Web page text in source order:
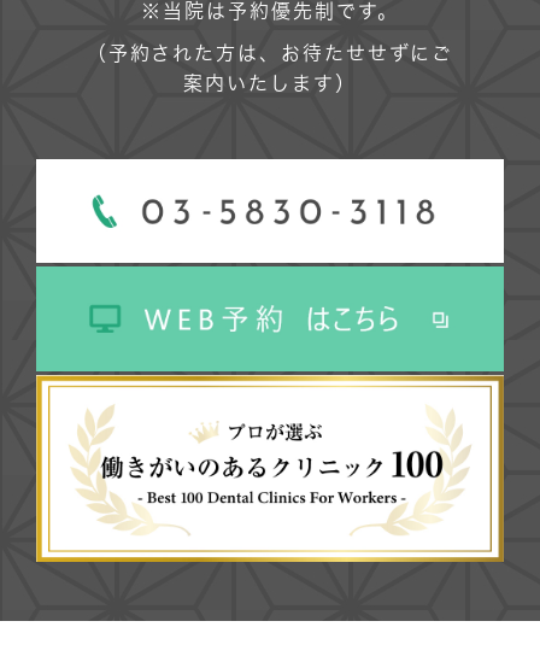
※当院は予約優先制です。
（予約された方は、お待たせせずにご
案内いたします）